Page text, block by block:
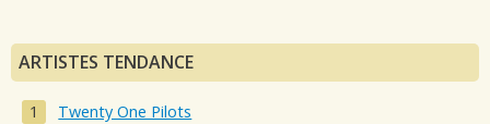
ARTISTES TENDANCE
Twenty One Pilots